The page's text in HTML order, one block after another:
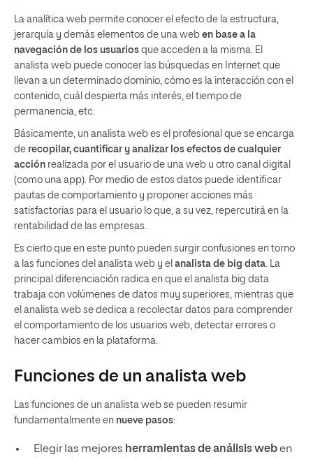
La analítica web permite conocer el efecto de la estructura,
jerarquía y demás elementos de una web en base a la
navegación de los usuarios que acceden a la misma. El
analista web puede conocer las búsquedas en Internet que
llevan a un determinado dominio, cómo es la interacción con el
contenido, cuál despierta más interés, el tiempo de
permanencia, etc.
Básicamente, un analista web es el profesional que se encarga
de recopilar, cuantificar y analizar los efectos de cualquier
acción realizada por el usuario de una web u otro canal digital
(como una app). Por medio de estos datos puede identificar
pautas de comportamiento y proponer acciones más
satisfactorias para el usuario lo que, a su vez, repercutirá en la
rentabilidad de las empresas.
Es cierto que en este punto pueden surgir confusiones en torno
a las funciones del analista web y el analista de big data . La
principal diferenciación radica en que el analista big data
trabaja con volúmenes de datos muy superiores, mientras que
el analista web se dedica a recolectar datos para comprender
el comportamiento de los usuarios web, detectar errores o
hacer cambios en la plataforma.
Funciones de un analista web
Las funciones de un analista web se pueden resumir
fundamentalmente en nueve pasos:
Elegir las mejores herramientas de análisis weben